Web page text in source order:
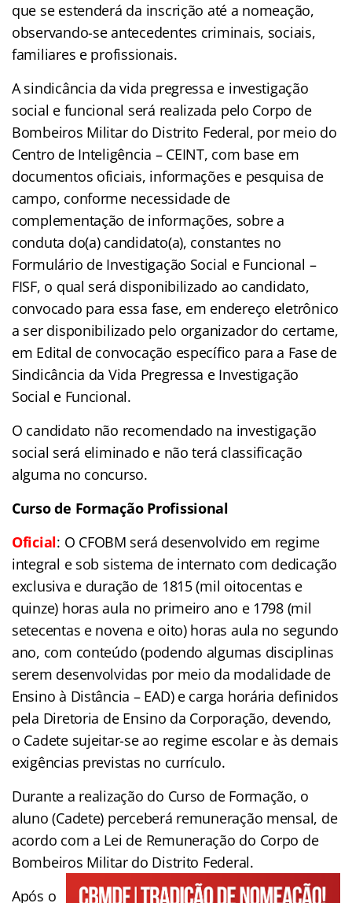
que se estenderá da inscrição até a nomeação,
observando-se antecedentes criminais, sociais,
familiares e profissionais.
A sindicância da vida pregressa e investigação
social e funcional será realizada pelo Corpo de
Bombeiros Militar do Distrito Federal, por meio do
Centro de Inteligência – CEINT, com base em
documentos oficiais, informações e pesquisa de
campo, conforme necessidade de
complementação de informações, sobre a
conduta do(a) candidato(a), constantes no
Formulário de Investigação Social e Funcional –
FISF, o qual será disponibilizado ao candidato,
convocado para essa fase, em endereço eletrônico
a ser disponibilizado pelo organizador do certame,
em Edital de convocação específico para a Fase de
Sindicância da Vida Pregressa e Investigação
Social e Funcional.
O candidato não recomendado na investigação
social será eliminado e não terá classificação
alguma no concurso.
Curso de Formação Profissional
Oficial: O CFOBM será desenvolvido em regime
integral e sob sistema de internato com dedicação
exclusiva e duração de 1815 (mil oitocentas e
quinze) horas aula no primeiro ano e 1798 (mil
setecentas e novena e oito) horas aula no segundo
ano, com conteúdo (podendo algumas disciplinas
serem desenvolvidas por meio da modalidade de
Ensino à Distância – EAD) e carga horária definidos
pela Diretoria de Ensino da Corporação, devendo,
o Cadete sujeitar-se ao regime escolar e às demais
exigências previstas no currículo.
Durante a realização do Curso de Formação, o
aluno (Cadete) perceberá remuneração mensal, de
acordo com a Lei de Remuneração do Corpo de
Bombeiros Militar do Distrito Federal.
Após o